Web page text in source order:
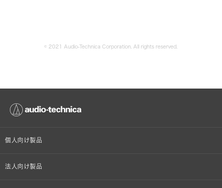
© 2021 Audio-Technica Corporation. All rights reserved.
個人向け製品
オンラインストア限定
法人向け製品